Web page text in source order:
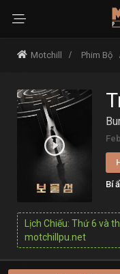
Motchill Phim Bộ
Bí
Lịch Chiếu: Thứ 6 và
motchillpu.net